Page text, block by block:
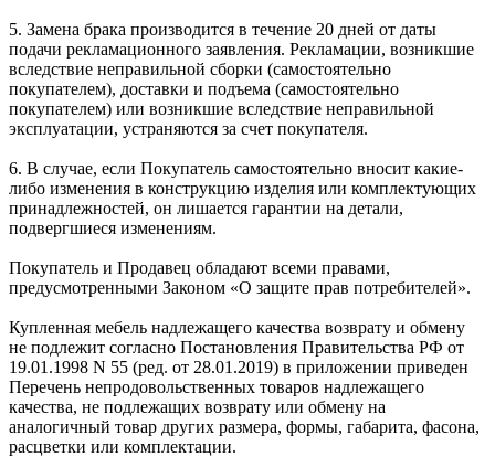
5. Замена брака производится в течение 20 дней от даты
подачи рекламационного заявления. Рекламации, возникшие
вследствие неправильной сборки (самостоятельно
покупателем), доставки и подъема (самостоятельно
покупателем) или возникшие вследствие неправильной
эксплуатации, устраняются за счет покупателя.
6. В случае, если Покупатель самостоятельно вносит какие-
либо изменения в конструкцию изделия или комплектующих
принадлежностей, он лишается гарантии на детали,
подвергшиеся изменениям.
Покупатель и Продавец обладают всеми правами,
предусмотренными Законом «О защите прав потребителей».
Купленная мебель надлежащего качества возврату и обмену
не подлежит согласно Постановления Правительства РФ от
19.01.1998 N 55 (ред. от 28.01.2019) в приложении приведен
Перечень непродовольственных товаров надлежащего
качества, не подлежащих возврату или обмену на
аналогичный товар других размера, формы, габарита, фасона,
расцветки или комплектации.